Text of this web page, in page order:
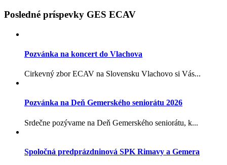
Posledné príspevky GES ECAV
Pozvánka na koncert do Vlachova
Cirkevný zbor ECAV na Slovensku Vlachovo si Vás...
Pozvánka na Deň Gemerského seniorátu 2026
Srdečne pozývame na Deň Gemerského seniorátu, k...
Spoločná predprázdninová SPK Rimavy a Gemera